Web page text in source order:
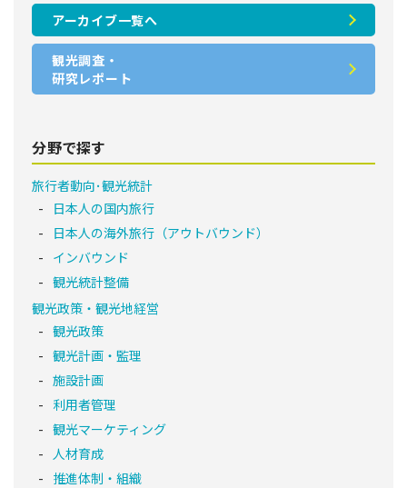
アーカイブ一覧へ
観光調査・
研究レポート
分野で探す
旅行者動向･観光統計
日本人の国内旅行
日本人の海外旅行（アウトバウンド）
インバウンド
観光統計整備
観光政策・観光地経営
観光政策
観光計画・監理
施設計画
利用者管理
観光マーケティング
人材育成
推進体制・組織